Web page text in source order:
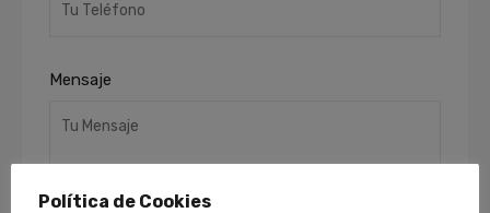
Mensaje
Política de Cookies